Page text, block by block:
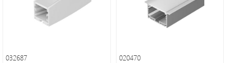
032687 020470